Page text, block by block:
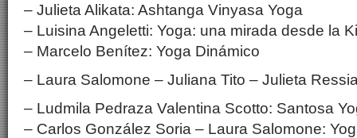
– Julieta Alikata: Ashtanga Vinyasa Yoga
– Luisina Angeletti: Yoga: una mirada desde la
– Marcelo Benítez: Yoga Dinámico
– Laura Salomone – Juliana Tito – Julieta
– Ludmila Pedraza Valentina Scotto: Santosa
– Carlos González Soria – Laura Salomone: